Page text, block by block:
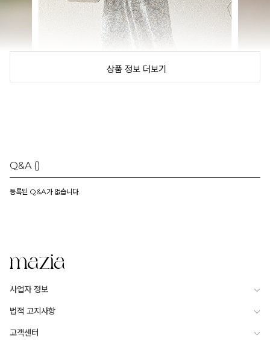
상품 정보 더보기
Q&A ()
등록된 Q&A가 없습니다.
사업자 정보
법적 고지사항
고객센터